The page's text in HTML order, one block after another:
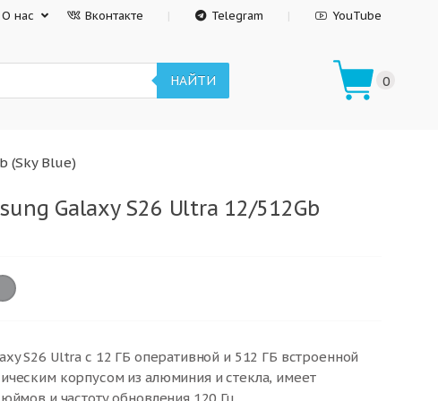
О нас Вконтакте Telegram YouTube
НАЙТИ 0
(Sky Blue)
Galaxy S26 Ultra 12/512Gb
S26 Ultra с 12 ГБ оперативной и 512 ГБ встроенной
корпусом из алюминия и стекла, имеет
и частоту обновления 120 Гц.